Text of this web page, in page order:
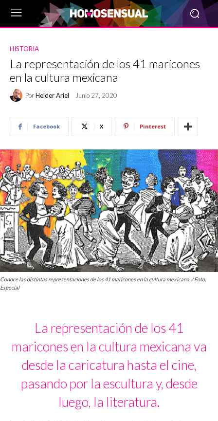
HISTORIA
La representación de los 41 maricones
en la cultura mexicana
PorHelder Ariel Junio 27, 2020
Facebook X Pinterest
Conoce las distintas representaciones de los 41 maricones en la cultura mexicana. / Foto:
Especial
La representación de los 41
maricones en la cultura mexicana va
desde la caricatura hasta el cine,
pasando por la escultura y, desde
luego, la literatura.